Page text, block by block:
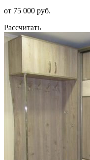
от 75 000 руб.
Рассчитать